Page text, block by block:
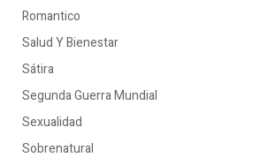
Romantico
Salud Y Bienestar
Sátira
Segunda Guerra Mundial
Sexualidad
Sobrenatural